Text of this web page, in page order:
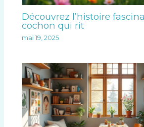
Découvrez l’histoire
cochon qui rit
mai 19, 2025